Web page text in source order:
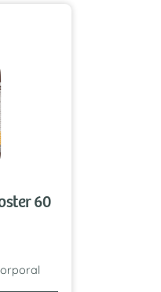
60